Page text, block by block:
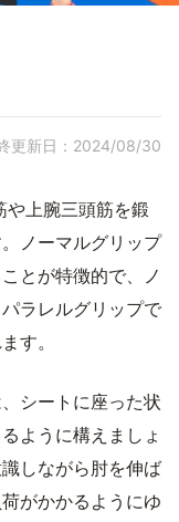
更新日：2024/08/30
や上腕三頭筋を鍛
ノーマルグリップ
とが特徴的で、ノ
ラレルグリップで
す。
シートに座った状
ように構えましょ
しながら肘を伸ば
がかかるようにゆ